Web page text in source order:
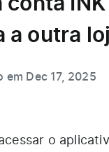
conta
a outra
em Dec 17, 2025
o